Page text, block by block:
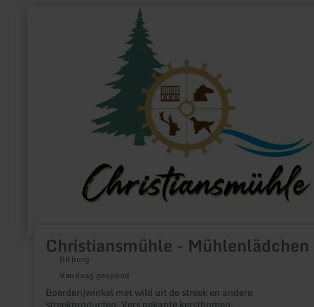
Christiansmühle - Mühlenlädchen
Bitburg
Vandaag geopend
Boerderijwinkel met wild uit de streek en andere